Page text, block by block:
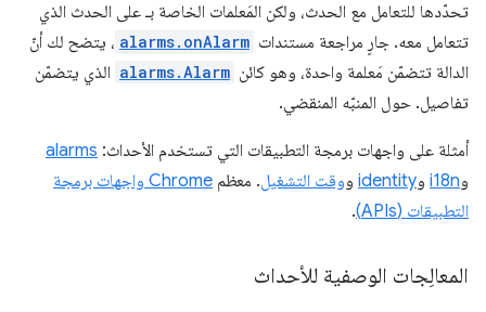
تحدّدها للتعامل مع الحدث، ولكن المَعلمات الخاصة بـ على الحدث الذي
تتعامل معه. جارٍ مراجعة مستندات alarms.onAlarm ، يتضح لك أنّ
الدالة تتضمّن مَعلمة واحدة، وهو كائن alarms.Alarm الذي يتضمّن
تفاصيل. حول المنبّه المنقضي.
أمثلة على واجهات برمجة التطبيقات التي تستخدم الأحداث: alarms
وi18n وidentity ووقت التشغيل. معظم
Chrome واجهات برمجة
التطبيقات (APIs)
.
المعالِجات الوصفية للأحداث